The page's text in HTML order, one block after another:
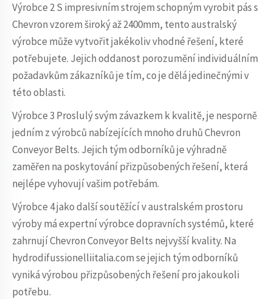
Výrobce 2 S impresivním strojem schopným vyrobit pás s
Chevron vzorem široký až 2400mm, tento australský
výrobce může vytvořit jakékoliv vhodné řešení, které
potřebujete. Jejich oddanost porozumění individuálním
požadavkům zákazníků je tím, co je dělá jedinečnými v
této oblasti.
Výrobce 3 Proslulý svým závazkem k kvalitě, je nesporně
jedním z výrobců nabízejících mnoho druhů Chevron
Conveyor Belts. Jejich tým odborníků je výhradně
zaměřen na poskytování přizpůsobených řešení, která
nejlépe vyhovují vašim potřebám.
Výrobce 4 jako další soutěžící v australském prostoru
výroby má expertní výrobce dopravních systémů, které
zahrnují Chevron Conveyor Belts nejvyšší kvality. Na
hydrodifussionelliitalia.com se jejich tým odborníků
vyniká výrobou přizpůsobených řešení pro jakoukoli
potřebu.